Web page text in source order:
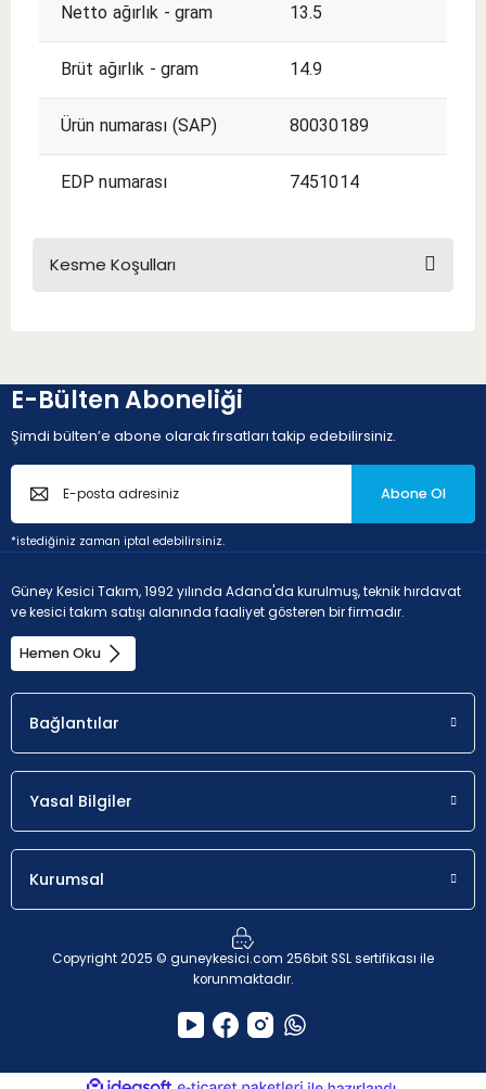
Netto ağırlık - gram 13.5
Brüt ağırlık - gram 14.9
Ürün numarası (SAP) 80030189
EDP numarası 7451014
Kesme Koşulları
P - Çelik ve dökme çelikler (Alaşım oranı < 10% ve sertlik <
Uygunluk
İlk seçim.
karbon alaşımlı)
Uygunluk p
E-Bülten Aboneliği
Şimdi bülten’e abone olarak fırsatları takip edebilirsiniz.
Abone Ol
*istediğiniz zaman iptal edebilirsiniz.
Güney Kesici Takım, 1992 yılında Adana'da kurulmuş, teknik hırdavat
ve kesici takım satışı alanında faaliyet gösteren bir firmadır.
Hemen Oku
Bağlantılar
Yasal Bilgiler
Kurumsal
Copyright 2025 © guneykesici.com 256bit SSL sertifikası ile
korunmaktadır.
ideasoft